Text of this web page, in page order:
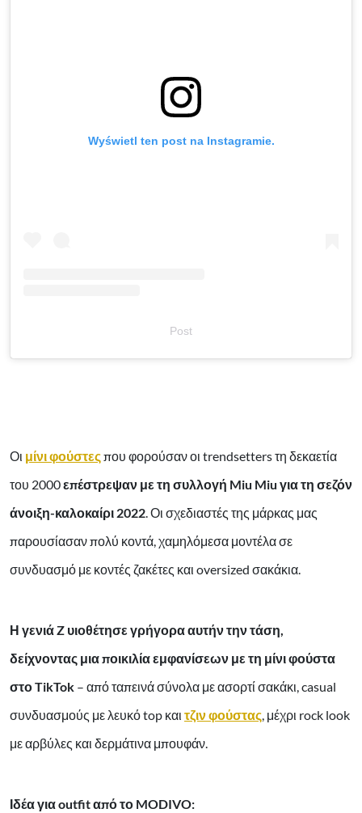
Wyświetl ten post na Instagramie.
Post
Οι μίνι φούστεςπου φορούσαν οι trendsetters τη δεκαετία
του 2000επέστρεψαν με τη συλλογή Miu Miu για τη σεζόν
άνοιξη-καλοκαίρι 2022. Οι σχεδιαστές της μάρκας μας
παρουσίασαν πολύ κοντά, χαμηλόμεσα μοντέλα σε
συνδυασμό με κοντές ζακέτες και oversized σακάκια.
Η γενιά Z υιοθέτησε γρήγορα αυτήν την τάση,
δείχνοντας μια ποικιλία εμφανίσεων με τη μίνι φούστα
στο TikTok – από ταπεινά σύνολα με ασορτί σακάκι, casual
συνδυασμούς με λευκό top και τζιν φούστας, μέχρι rock look
με αρβύλες και δερμάτινα μπουφάν.
Ιδέα για outfit από το MODIVO: